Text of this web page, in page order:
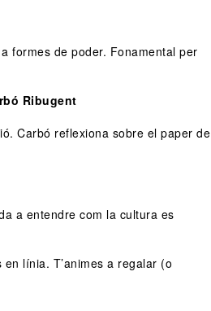
formes de poder. Fonamental per
Ribugent
Carbó reflexiona sobre el paper de
a entendre com la cultura es
línia. T’animes a regalar (o